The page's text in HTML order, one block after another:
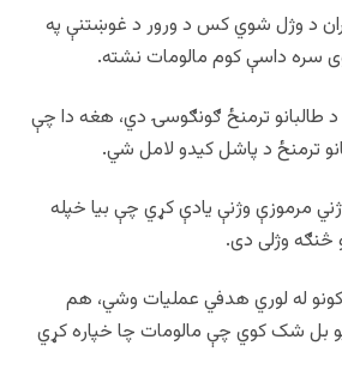
د وژل شوي کس د ورور د غوښتنې په
سره داسې کوم مالومات نشته.
طالبانو ترمنځ ګونګوسۍ دي، هغه دا چې
ترمنځ د پاشل کیدو لامل شي.
مرموزې وژنې یادې کړي چې بیا خپله
وژلی دی.
له لوري هدفي عملیات وشي، هم
بل شک کوي چې مالومات چا خپاره کړي